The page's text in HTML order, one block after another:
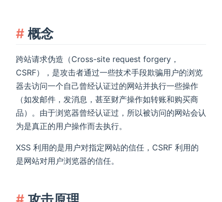
概念
跨站请求伪造（Cross-site request forgery，
CSRF），是攻击者通过一些技术手段欺骗用户的浏览
器去访问一个自己曾经认证过的网站并执行一些操作
（如发邮件，发消息，甚至财产操作如转账和购买商
品）。由于浏览器曾经认证过，所以被访问的网站会认
为是真正的用户操作而去执行。
XSS 利用的是用户对指定网站的信任，CSRF 利用的
是网站对用户浏览器的信任。